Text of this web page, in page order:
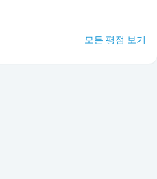
모든 평점 보기